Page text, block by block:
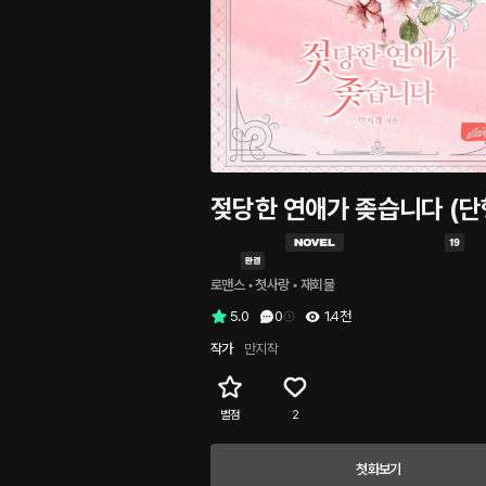
젖당한 연애가 좆습니다 (
로맨스 • 첫사랑 • 재회물
5.0
0
1.4천
작가
만지작
별점 2
첫화보기